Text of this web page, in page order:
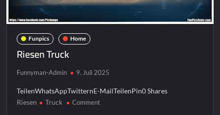
Funpics Home
Riesen Truck
Funnyman-Admin 9. Juli 2025
TeilenWhatsAppTwitternE-MailTeilenPin0 Shares
Riesen
Truck Commenton